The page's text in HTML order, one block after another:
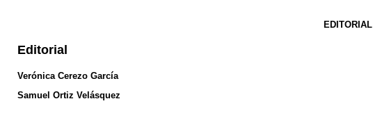
EDITORIAL
Editorial
Verónica Cerezo García
Samuel Ortiz Velásquez